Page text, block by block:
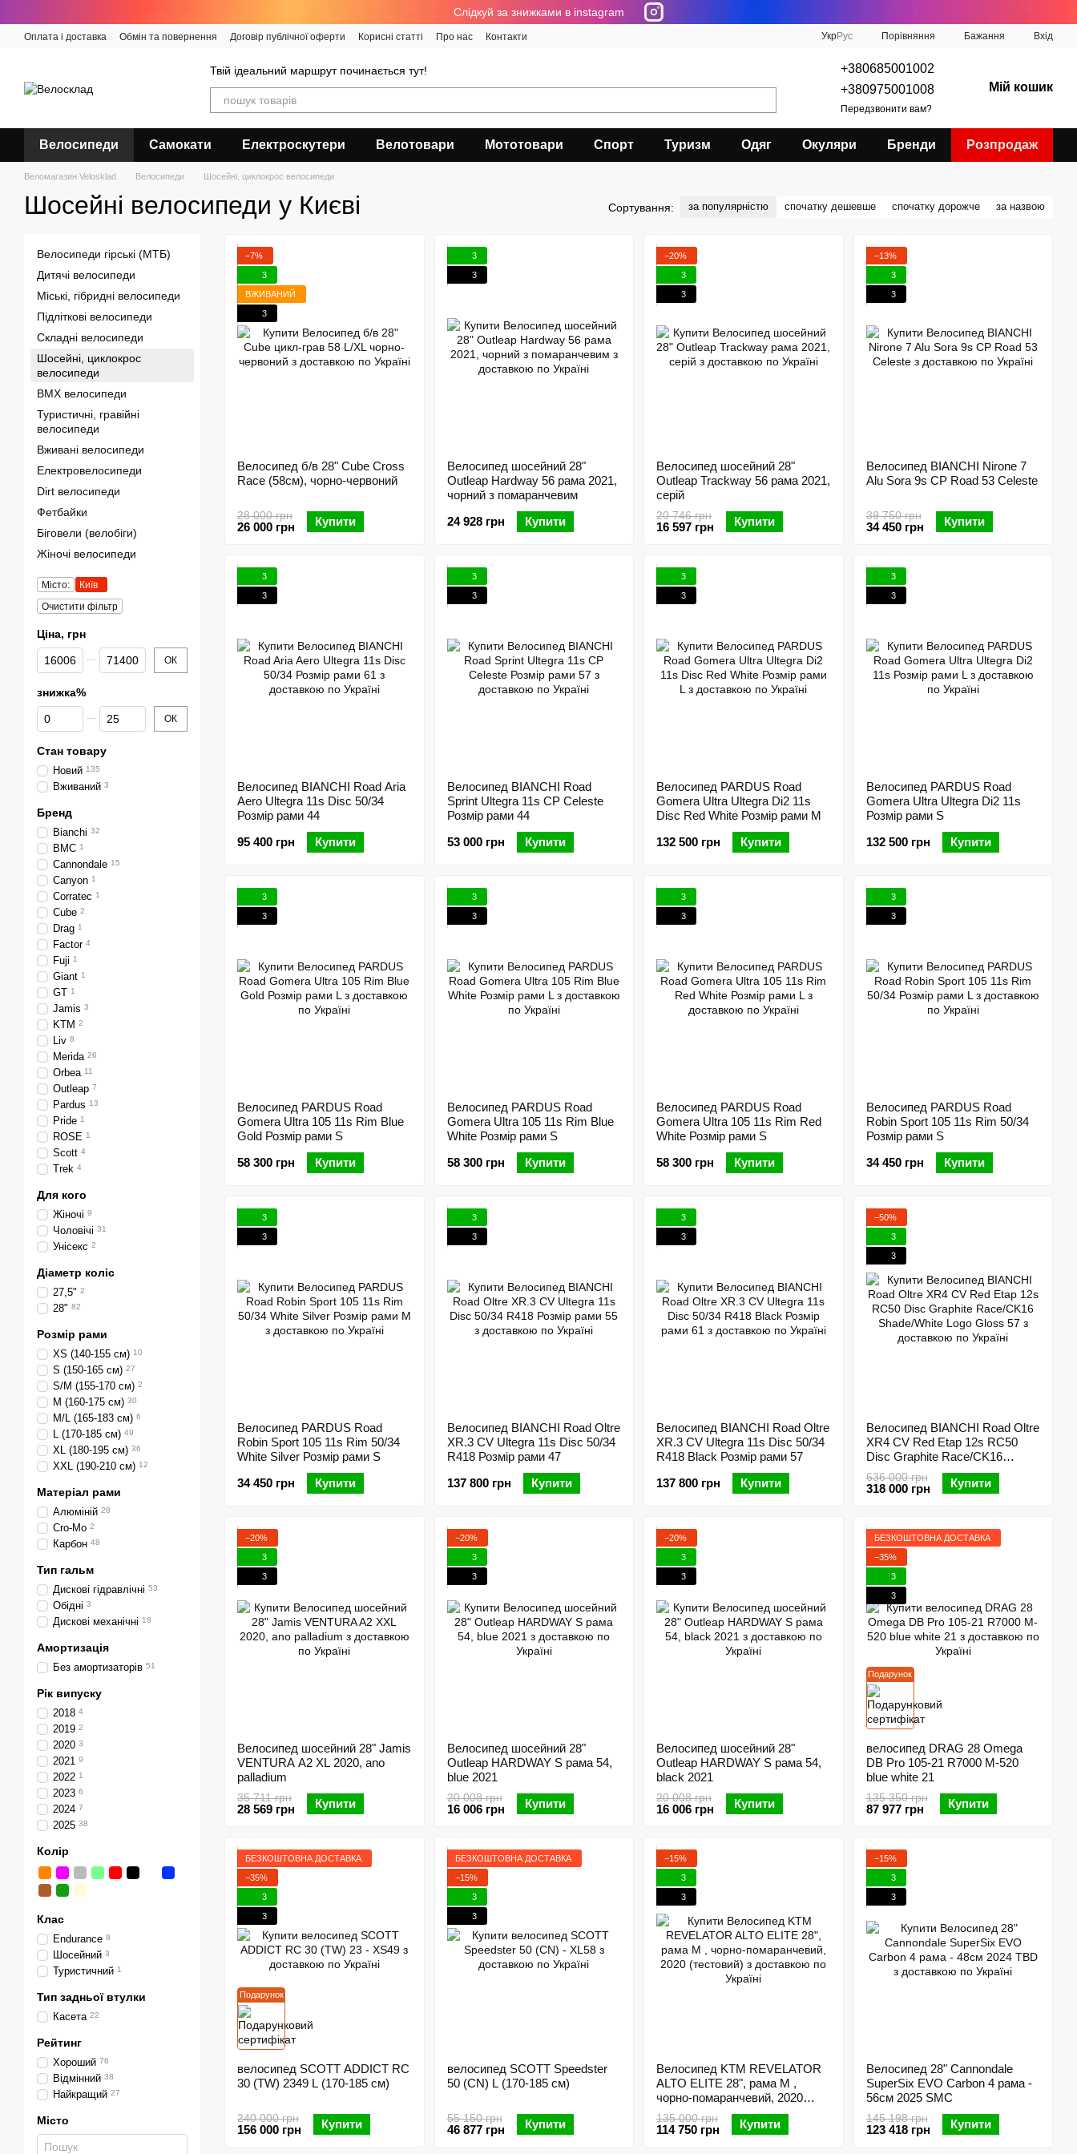
Cлідкуй за знижками в instagram
Оплата і доставка Обмін та повернення Договір публічної оферти Корисні статті Про нас Контакти УкрРус Порівняння Бажання Вхід
Твій ідеальний маршрут починається тут!
+380685001002
+380975001008
Передзвонити вам?
Мій кошик
Велосипеди Самокати Електроскутери Велотовари Мототовари Спорт Туризм Одяг Окуляри Бренди Розпродаж
Веломагазин Velosklad Велосипеди Шосейні, циклокрос велосипеди
Шосейні велосипеди у Києві Сортування: за популярністю спочатку дешевше спочатку дорожче за назвою
−7%
3
ВЖИВАНИЙ
3
Велосипед б/в 28" Cube Cross
Race (58см), чорно-червоний
28 000 грн
26 000 грн Купити
3
3
Велосипед шосейний 28"
Outleap Hardway 56 рама 2021,
чорний з помаранчевим
24 928 грн
Купити
−20%
3
3
Велосипед шосейний 28"
Outleap Trackway 56 рама 2021,
серій
20 746 грн
16 597 грн Купити
−13%
3
3
Велосипед BIANCHI Nirone 7
Alu Sora 9s CP Road 53 Celeste
39 750 грн
34 450 грн Купити
3
3
Велосипед BIANCHI Road Aria
Aero Ultegra 11s Disc 50/34
Розмір рами 44
95 400 грн
Купити
3
3
Велосипед BIANCHI Road
Sprint Ultegra 11s CP Celeste
Розмір рами 44
53 000 грн
Купити
3
3
Велосипед PARDUS Road
Gomera Ultra Ultegra Di2 11s
Disc Red White Розмір рами M
132 500 грн
Купити
3
3
Велосипед PARDUS Road
Gomera Ultra Ultegra Di2 11s
Розмір рами S
132 500 грн
Купити
3
3
Велосипед PARDUS Road
Gomera Ultra 105 11s Rim Blue
Gold Розмір рами S
58 300 грн
Купити
3
3
Велосипед PARDUS Road
Gomera Ultra 105 11s Rim Blue
White Розмір рами S
58 300 грн
Купити
3
3
Велосипед PARDUS Road
Gomera Ultra 105 11s Rim Red
White Розмір рами S
58 300 грн
Купити
3
3
Велосипед PARDUS Road
Robin Sport 105 11s Rim 50/34
Розмір рами S
34 450 грн
Купити
3
3
Велосипед PARDUS Road
Robin Sport 105 11s Rim 50/34
White Silver Розмір рами S
34 450 грн
Купити
3
3
Велосипед BIANCHI Road Oltre
XR.3 CV Ultegra 11s Disc 50/34
R418 Розмір рами 47
137 800 грн
Купити
3
3
Велосипед BIANCHI Road Oltre
XR.3 CV Ultegra 11s Disc 50/34
R418 Black Розмір рами 57
137 800 грн
Купити
−50%
3
3
Велосипед BIANCHI Road Oltre
XR4 CV Red Etap 12s RC50
Disc Graphite Race/CK16
Shade/White Logo Gloss 57
636 000 грн
318 000 грн Купити
−20%
3
3
Велосипед шосейний 28" Jamis
VENTURA A2 XL 2020, ano
palladium
35 711 грн
28 569 грн Купити
−20%
3
3
Велосипед шосейний 28"
Outleap HARDWAY S рама 54,
blue 2021
20 008 грн
16 006 грн Купити
−20%
3
3
Велосипед шосейний 28"
Outleap HARDWAY S рама 54,
black 2021
20 008 грн
16 006 грн Купити
Подарунок
БЕЗКОШТОВНА ДОСТАВКА
−35%
3
3
велосипед DRAG 28 Omega
DB Pro 105-21 R7000 M-520
blue white 21
135 350 грн
87 977 грн Купити
Подарунок
БЕЗКОШТОВНА ДОСТАВКА
−35%
3
3
велосипед SCOTT ADDICT RC
30 (TW) 2349 L (170-185 см)
240 000 грн
156 000 грн Купити
БЕЗКОШТОВНА ДОСТАВКА
−15%
3
3
велосипед SCOTT Speedster
50 (CN) L (170-185 см)
55 150 грн
46 877 грн Купити
−15%
3
3
Велосипед KTM REVELATOR
ALTO ELITE 28", рама M ,
чорно-помаранчевий, 2020
(тестовий)
135 000 грн
114 750 грн Купити
−15%
3
3
Велосипед 28" Cannondale
SuperSix EVO Carbon 4 рама -
56см 2025 SMC
145 198 грн
123 418 грн Купити
Велосипеди гірські (МТБ)
Дитячі велосипеди
Міські, гібридні велосипеди
Підліткові велосипеди
Складні велосипеди
Шосейні, циклокрос
велосипеди
BMX велосипеди
Туристичні, гравійні
велосипеди
Вживані велосипеди
Електровелосипеди
Dirt велосипеди
Фетбайки
Біговели (велобіги)
Жіночі велосипеди
Місто:
Київ
Очистити фільтр
Ціна, грн
Від Ціна, грн
До Ціна, грн ОК
знижка%
Від знижка%
До знижка% ОК
Стан товару
Новий 135
Вживаний 3
Бренд
Bianchi 32
BMC 1
Cannondale 15
Canyon 1
Corratec 1
Cube 2
Drag 1
Factor 4
Fuji 1
Giant 1
GT 1
Jamis 3
KTM 2
Liv 8
Merida 26
Orbea 11
Outleap 7
Pardus 13
Pride 1
ROSE 1
Scott 4
Trek 4
Для кого
Жіночі 9
Чоловічі 31
Унісекс 2
Діаметр коліс
27,5" 2
28" 82
Розмір рами
XS (140-155 см) 10
S (150-165 см) 27
S/M (155-170 см) 2
M (160-175 см) 30
M/L (165-183 см) 6
L (170-185 см) 49
XL (180-195 см) 36
XXL (190-210 см) 12
Матеріал рами
Алюміній 28
Cro-Mo 2
Карбон 48
Тип гальм
Дискові гідравлічні 53
Обідні 3
Дискові механічні 18
Амортизація
Без амортизаторів 51
Рік випуску
2018 4
2019 2
2020 3
2021 9
2022 1
2023 6
2024 7
2025 38
Колір
Клас
Endurance 8
Шосейний 3
Туристичний 1
Тип задньої втулки
Касета 22
Рейтинг
Хороший 76
Відмінний 38
Найкращий 27
Місто